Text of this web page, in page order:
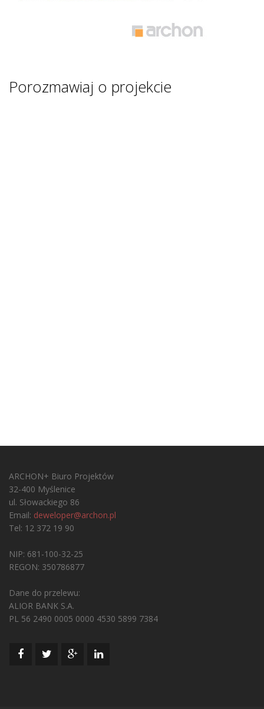
Porozmawiaj o projekcie
ARCHON+ Biuro Projektów
32-400 Myślenice
ul. Słowackiego 86
Email: deweloper@archon.pl
Tel: 12 372 19 90
NIP: 681-100-32-25
REGON: 350786877
Dane do przelewu:
ALIOR BANK S.A.
PL 56 2490 0005 0000 4530 5899 7384